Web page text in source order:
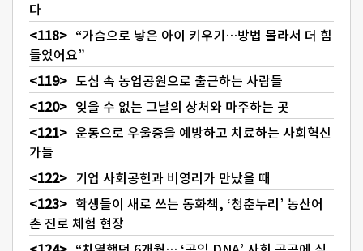
다
“가슴으로 낳은 아이 키우기…방법 몰라서 더 힘
들었어요”
도심 속 농업공원으로 출근하는 사람들
잊을 수 없는 그날의 상처와 마주하는 곳
운동으로 우울증을 예방하고 치료하는 사회혁신
가들
기업 사회공헌과 비영리가 만났을 때
학생들이 새로 쓰는 동화책, ‘청춘누리’ 농산어
촌 진로 체험 현장